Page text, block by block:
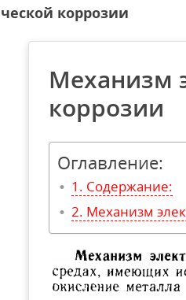
коррозии
Механизм
коррозии
Оглавление:
Содержание:
Механизм